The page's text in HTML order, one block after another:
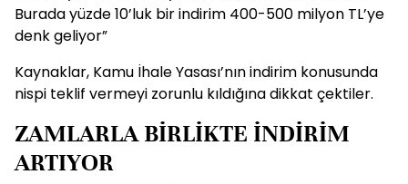
Burada yüzde 10’luk bir indirim 400-500 milyon TL’ye
denk geliyor”
Kaynaklar, Kamu İhale Yasası’nın indirim konusunda
nispi teklif vermeyi zorunlu kıldığına dikkat çektiler.
ZAMLARLA BİRLİKTE İNDİRİM
ARTIYOR